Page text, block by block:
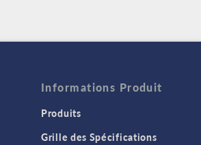
Informations Produit
Produits
Grille des Spécifications